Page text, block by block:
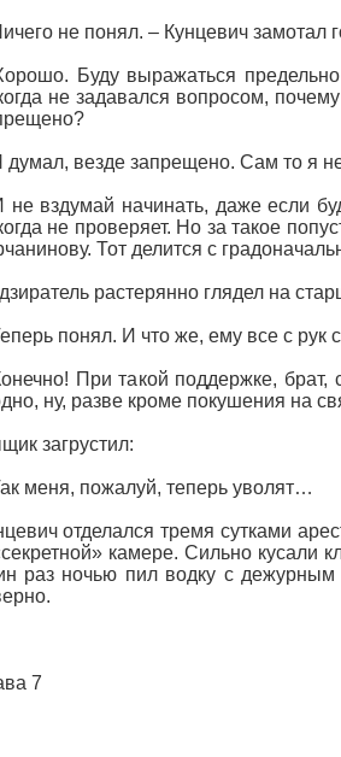
не понял. – Кунцевич замотал
Буду выражаться
не задавался вопросом,
думал, везде запрещено. Сам то я
не вздумай начинать, даже если
не проверяет. Но за такое
Тот делится с
растерянно глядел на
понял. И что же, ему все с рук
При такой поддержке, брат,
ну, разве кроме покушения на
загрустил:
меня, пожалуй, теперь уволят…
отделался тремя сутками
камере. Сильно кусали
раз ночью пил водку с
7